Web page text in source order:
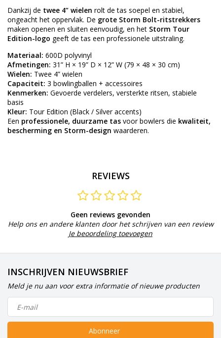
Dankzij de twee 4” wielen rolt de tas soepel en stabiel,
ongeacht het oppervlak. De grote Storm Bolt-ritstrekkers
maken openen en sluiten eenvoudig, en het Storm Tour
Edition-logo geeft de tas een professionele uitstraling.
Materiaal: 600D polyvinyl
Afmetingen: 31” H × 19” D × 12” W (79 × 48 × 30 cm)
Wielen: Twee 4” wielen
Capaciteit: 3 bowlingballen + accessoires
Kenmerken: Gevoerde verdelers, versterkte ritsen, stabiele
basis
Kleur: Tour Edition (Black / Silver accents)
Een professionele, duurzame tas voor bowlers die kwaliteit,
bescherming en Storm-design waarderen.
REVIEWS
Geen reviews gevonden
Help ons en andere klanten door het schrijven van een review
Je beoordeling toevoegen
INSCHRIJVEN NIEUWSBRIEF
Meld je nu aan voor extra informatie of nieuwe producten
Abonneer